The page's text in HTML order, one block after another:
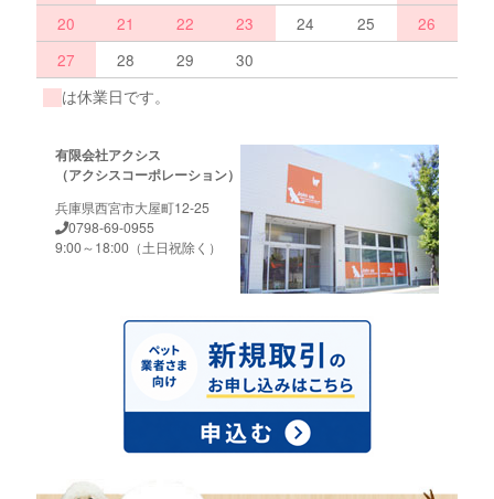
20
21 22 23 24 25
26
27
28 29
30
は休業日です。
有限会社アクシス
（アクシスコーポレーション）
兵庫県西宮市大屋町12-25
0798-69-0955
9:00～18:00（土日祝除く）